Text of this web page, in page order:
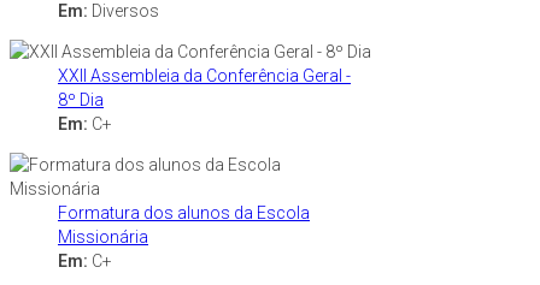
Em: Diversos
XXII Assembleia da Conferência Geral -
8º Dia
Em: C+
Formatura dos alunos da Escola
Missionária
Em: C+